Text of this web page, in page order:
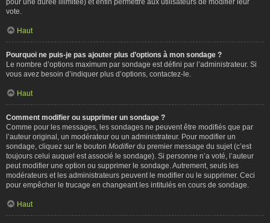
vote.
Haut
Pourquoi ne puis-je pas ajouter plus d’options à mon sondage ?
Le nombre d’options maximum par sondage est défini par l’administrateur. Si
vous avez besoin d’indiquer plus d’options, contactez-le.
Haut
Comment modifier ou supprimer un sondage ?
Comme pour les messages, les sondages ne peuvent être modifiés que par
l’auteur original, un modérateur ou un administrateur. Pour modifier un
sondage, cliquez sur le bouton Modifierdu premier message du sujet (c’est
toujours celui auquel est associé le sondage). Si personne n’a voté, l’auteur
peut modifier une option ou supprimer le sondage. Autrement, seuls les
modérateurs et les administrateurs peuvent le modifier ou le supprimer. Ceci
pour empêcher le trucage en changeant les intitulés en cours de sondage.
Haut